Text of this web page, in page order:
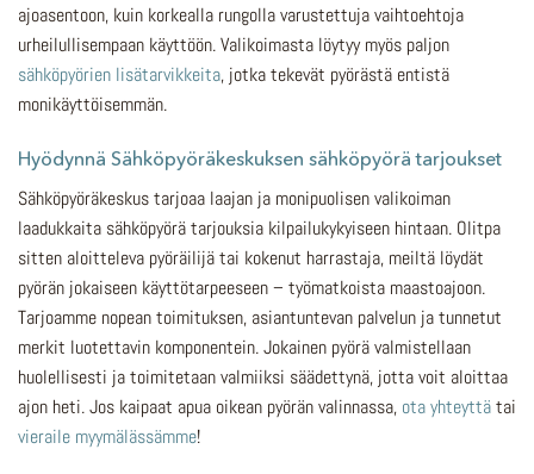
ajoasentoon, kuin korkealla rungolla varustettuja vaihtoehtoja
urheilullisempaan käyttöön. Valikoimasta löytyy myös paljon
sähköpyörien lisätarvikkeita, jotka tekevät pyörästä entistä
monikäyttöisemmän.
Hyödynnä Sähköpyöräkeskuksen sähköpyörä tarjoukset
Sähköpyöräkeskus tarjoaa laajan ja monipuolisen valikoiman
laadukkaita sähköpyörä tarjouksia kilpailukykyiseen hintaan. Olitpa
sitten aloitteleva pyöräilijä tai kokenut harrastaja, meiltä löydät
pyörän jokaiseen käyttötarpeeseen – työmatkoista maastoajoon.
Tarjoamme nopean toimituksen, asiantuntevan palvelun ja tunnetut
merkit luotettavin komponentein. Jokainen pyörä valmistellaan
huolellisesti ja toimitetaan valmiiksi säädettynä, jotta voit aloittaa
ajon heti. Jos kaipaat apua oikean pyörän valinnassa, ota yhteyttätai
vieraile myymälässämme!